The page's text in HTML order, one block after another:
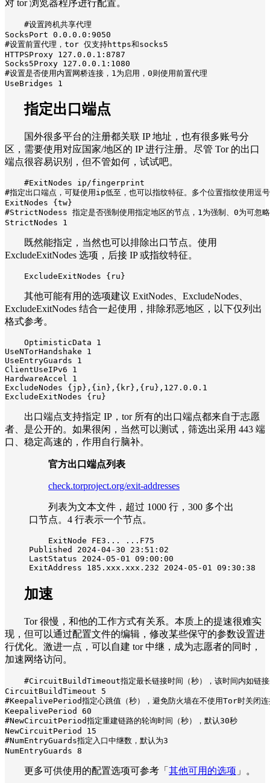
对 tor 浏览器程序进行配置。
#设置跨机共享代理
SocksPort 0.0.0.0:9050
#设置前置代理，tor 仅支持https和socks5
HTTPSProxy 127.0.0.1:8787
Socks5Proxy 127.0.0.1:1080
#设置是否使用内置网桥连接，1为启用，0则使用前置代理
UseBridges 1
指定出口端点
国外很多平台的注册都关联 IP 地址，也有很多账号分
区，需要使用对应国家/地区的 IP 进行注册。尽管 Tor 的出口
端点很容易识别，但不管如何，试试吧。
#ExitNodes ip/fingerprint
#指定出口端点，可疑使用ip低至，也可以指纹特征。多个位置指纹使
ExitNodes {tw}
#StrictNodess 指定是否强制使用指定地区的节点，1为强制、0为可忽略
StrictNodes 1
既然能指定，当然也可以排除出口节点。使用
ExcludeExitNodes 选项，后接 IP 或指纹特征。
ExcludeExitNodes {ru}
其他可能有用的选项建议 ExitNodes、ExcludeNodes、
ExcludeExitNodes 结合一起使用，排除邪恶地区，以下仅列出
格式参考。
OptimisticData 1
UseNTorHandshake 1
UseEntryGuards 1
ClientUseIPv6 1
HardwareAccel 1
ExcludeNodes {jp},{in},{kr},{ru},127.0.0.1
ExcludeExitNodes {ru}
出口端点支持指定 IP，tor 所有的出口端点都来自于志愿
者、是公开的。如果很闲，当然可以测试，筛选出采用 443 端
口、稳定高速的，作用自行脑补。
官方出口端点列表
check.torproject.org/exit-addresses
列表为文本文件，超过 1000 行，300 多个出
口节点。4 行表示一个节点。
ExitNode FE3... ...F75
Published 2024-04-30 23:51:02
LastStatus 2024-05-01 09:00:00
ExitAddress 185.xxx.xxx.232 2024-05-01 09:30:38
加速
Tor 很慢，和他的工作方式有关系。本质上的提速很难实
现，但可以通过配置文件的编辑，修改某些保守的参数设置进
行优化。激进一点，可以自建 tor 中继，成为志愿者的同时，
加速网络访问。
#CircuitBuildTimeout指定最长链接时间（秒），该时间内如链接
CircuitBuildTimeout 5
#KeepalivePeriod指定心跳值（秒），避免防火墙在不使用Tor时关闭连
KeepalivePeriod 60
#NewCircuitPeriod指定重建链路的轮询时间（秒），默认30秒
NewCircuitPeriod 15
#NumEntryGuards指定入口中继数，默认为3
NumEntryGuards 8
更多可供使用的配置选项可参考「 其他可用的选项 」。